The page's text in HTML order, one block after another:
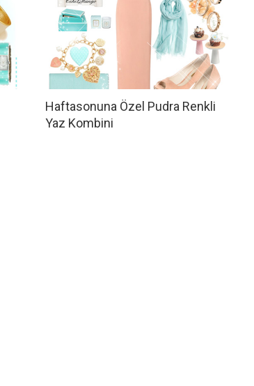
Haftasonuna Özel Pudra Renkli
Yaz Kombini